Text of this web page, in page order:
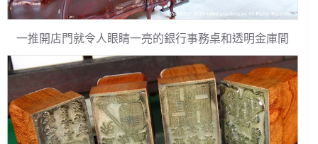
一推開店門就令人眼睛一亮的銀行事務桌和透明金庫間